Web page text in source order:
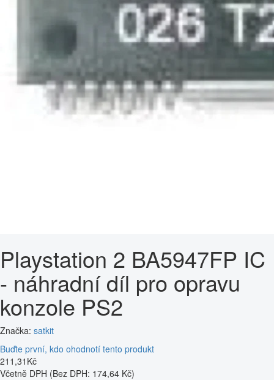
Playstation 2 BA5947FP IC
- náhradní díl pro opravu
konzole PS2
Značka: satkit
Buďte první, kdo ohodnotí tento produkt
211 ,31 Kč
Včetně DPH (Bez DPH: 174,64 Kč)